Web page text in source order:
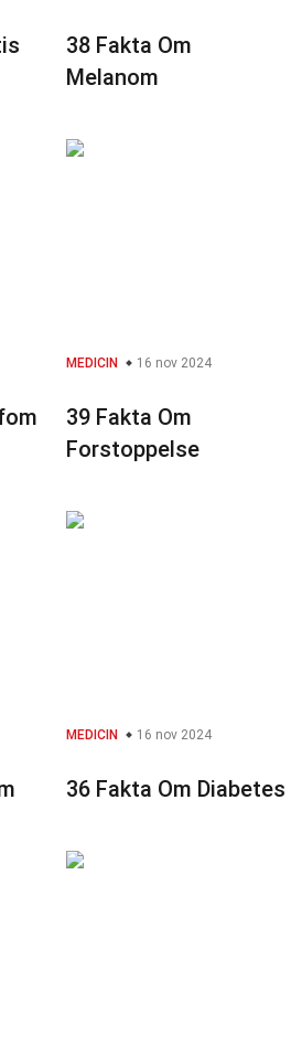
38 Fakta Om
Melanom
MEDICIN 16 nov 2024
39 Fakta Om
Forstoppelse
MEDICIN 16 nov 2024
36 Fakta Om Diabetes